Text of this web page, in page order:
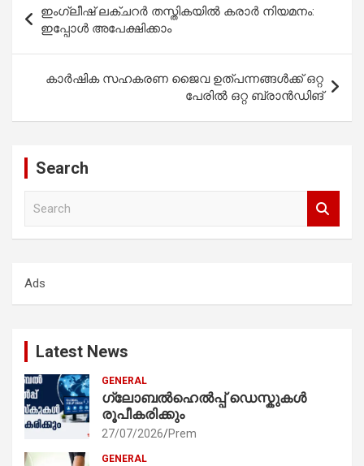
navigation
ഇംഗ്ലീഷ് ലക്ചറര്‍ തസ്തികയിൽ കരാർ നിയമനം:
ഇപ്പോൾ അപേക്ഷിക്കാം
കാർഷിക സഹകരണ ജൈവ ഉത്‌പന്നങ്ങൾക്ക് ഒറ്റ
പേരിൽ ഒറ്റ ബ്രാൻഡിങ്
Search
h
Ads
Latest News
GENERAL
ഗ്ലോബൽഹെൽപ്പ് ഡെസ്കുകൾ
രൂപീകരിക്കും
27/07/2026 Prem
GENERAL